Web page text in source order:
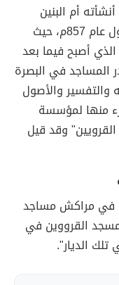
أم البنين
فاطمة الفهرية في عهد يحيى الأول عام 857م، حيث
أصبح فيما بعد
المساجد في البصرة
والأصول
منها لمؤسسة
وقد قيل
في مراكش مساجد
القرووين في
الديار".